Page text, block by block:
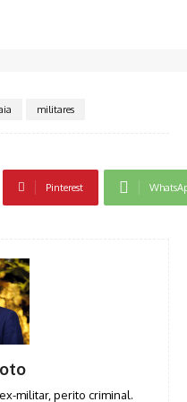
militares
Pinterest
militar, perito criminal.